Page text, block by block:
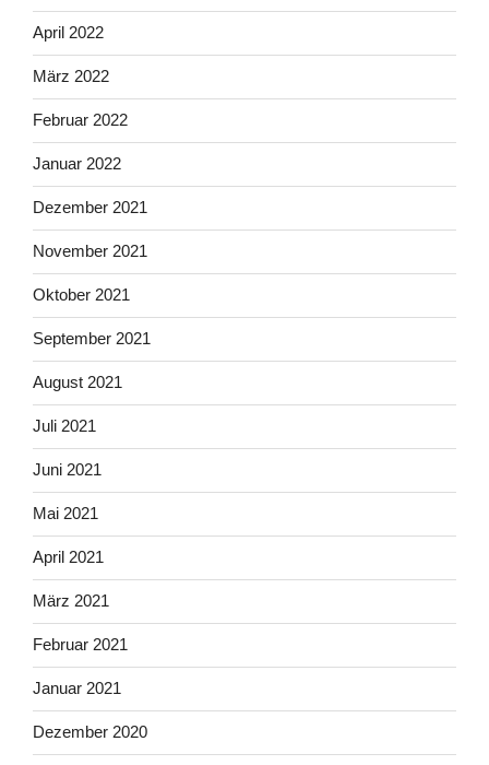
April 2022
März 2022
Februar 2022
Januar 2022
Dezember 2021
November 2021
Oktober 2021
September 2021
August 2021
Juli 2021
Juni 2021
Mai 2021
April 2021
März 2021
Februar 2021
Januar 2021
Dezember 2020